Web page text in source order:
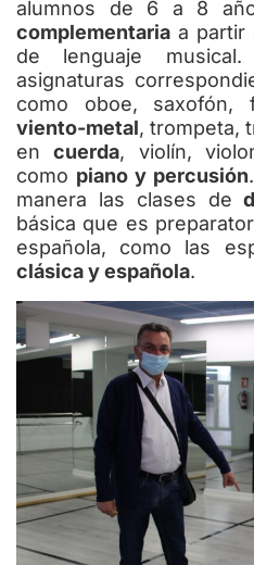
alumnos de 6 a 8
complementaria a partir
de lenguaje
asignaturas
como oboe, saxofón,
viento-metal, trompeta,
encuerda, violín,
como piano y percusión
manera las clases de
básica que es
española, como las
clásica y española.